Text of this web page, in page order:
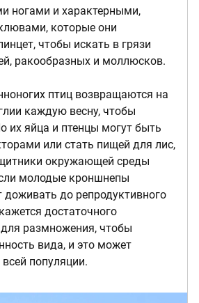
ногами и характерными,
которые они
чтобы искать в грязи
ракообразных и моллюсков.
птиц возвращаются на
каждую весну, чтобы
их яйца и птенцы могут быть
или стать пищей для лис,
окружающей среды
молодые кроншнепы
доживать до репродуктивного
достаточного
размножения, чтобы
вида, и это может
популяции.